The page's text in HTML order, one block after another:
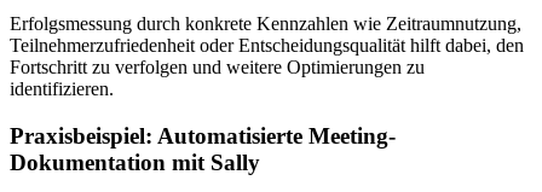
Erfolgsmessung durch konkrete Kennzahlen wie Zeitraumnutzung,
Teilnehmerzufriedenheit oder Entscheidungsqualität hilft dabei, den
Fortschritt zu verfolgen und weitere Optimierungen zu
identifizieren.
Praxisbeispiel: Automatisierte Meeting-
Dokumentation mit Sally